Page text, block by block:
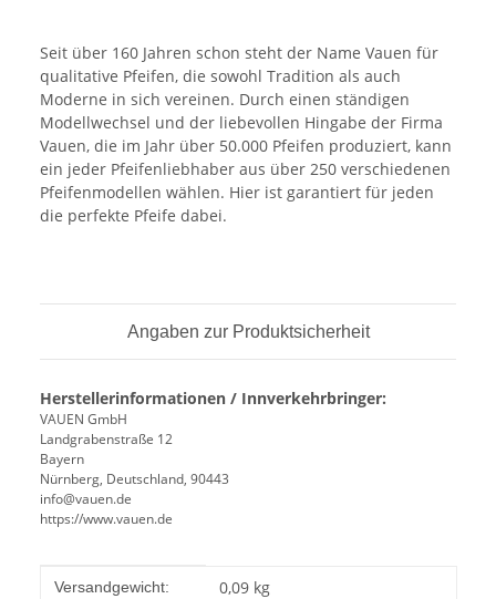
Seit über 160 Jahren schon steht der Name Vauen für
qualitative Pfeifen, die sowohl Tradition als auch
Moderne in sich vereinen. Durch einen ständigen
Modellwechsel und der liebevollen Hingabe der Firma
Vauen, die im Jahr über 50.000 Pfeifen produziert, kann
ein jeder Pfeifenliebhaber aus über 250 verschiedenen
Pfeifenmodellen wählen. Hier ist garantiert für jeden
die perfekte Pfeife dabei.
Angaben zur Produktsicherheit
Herstellerinformationen / Innverkehrbringer:
VAUEN GmbH
Landgrabenstraße 12
Bayern
Nürnberg, Deutschland, 90443
info@vauen.de
https://www.vauen.de
Produkteigenschaft
Wert
Versandgewicht: 0,09 kg